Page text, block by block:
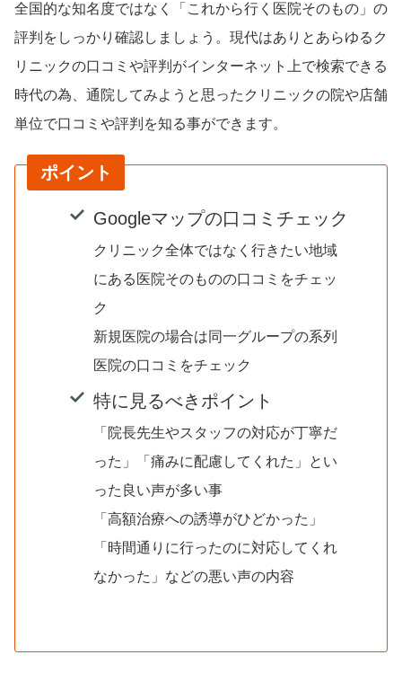
全国的な知名度ではなく「これから行く医院そのもの」の
評判をしっかり確認しましょう。現代はありとあらゆるク
リニックの口コミや評判がインターネット上で検索できる
時代の為、通院してみようと思ったクリニックの院や店舗
単位で口コミや評判を知る事ができます。
ポイント
Googleマップの口コミチェック
クリニック全体ではなく行きたい地域
にある医院そのものの口コミをチェッ
ク
新規医院の場合は同一グループの系列
医院の口コミをチェック
特に見るべきポイント
「院長先生やスタッフの対応が丁寧だ
った」「痛みに配慮してくれた」とい
った良い声が多い事
「高額治療への誘導がひどかった」
「時間通りに行ったのに対応してくれ
なかった」などの悪い声の内容